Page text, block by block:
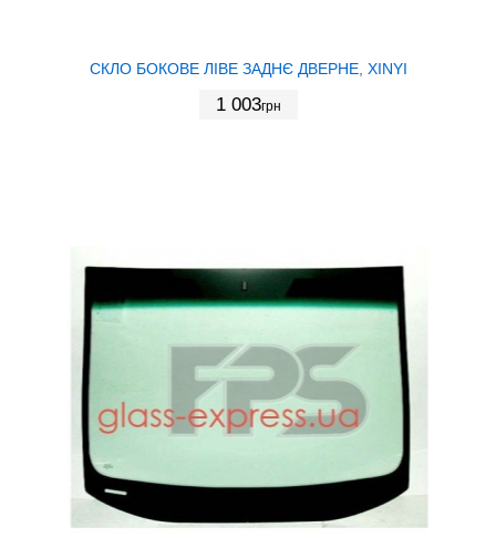
СКЛО БОКОВЕ ЛІВЕ ЗАДНЄ ДВЕРНЕ, XINYI
1 003грн